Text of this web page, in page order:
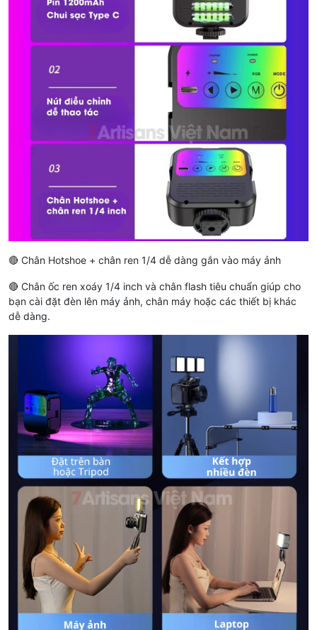
🔴 Chân Hotshoe + chân ren 1/4 dễ dàng gắn vào máy ảnh
🔴 Chân ốc ren xoáy 1/4 inch và chân flash tiêu chuẩn giúp cho
bạn cài đặt đèn lên máy ảnh, chân máy hoặc các thiết bị khác
dễ dàng.